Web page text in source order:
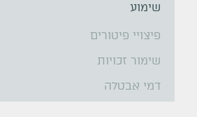
שימוע
פיצויי פיטורים
שימור זכויות
דמי אבטלה